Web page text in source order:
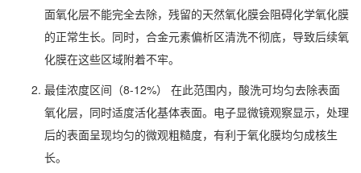
面氧化层不能完全去除，残留的天然氧化膜会阻碍化学氧化膜
的正常生长。同时，合金元素偏析区清洗不彻底，导致后续氧
化膜在这些区域附着不牢。
最佳浓度区间（8-12%） 在此范围内，酸洗可均匀去除表面
氧化层，同时适度活化基体表面。电子显微镜观察显示，处理
后的表面呈现均匀的微观粗糙度，有利于氧化膜均匀成核生
长。